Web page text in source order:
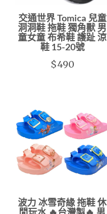
交通世界 Tomica 兒童
洞洞鞋 拖鞋 獨角獸 男
童女童 布希鞋 護趾 涼
鞋 15-20號
$490
波力 冰雪奇緣 拖鞋 休